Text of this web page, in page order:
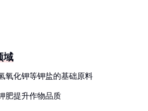
域
氧化钾等钾盐的基础原料
肥提升作物品质